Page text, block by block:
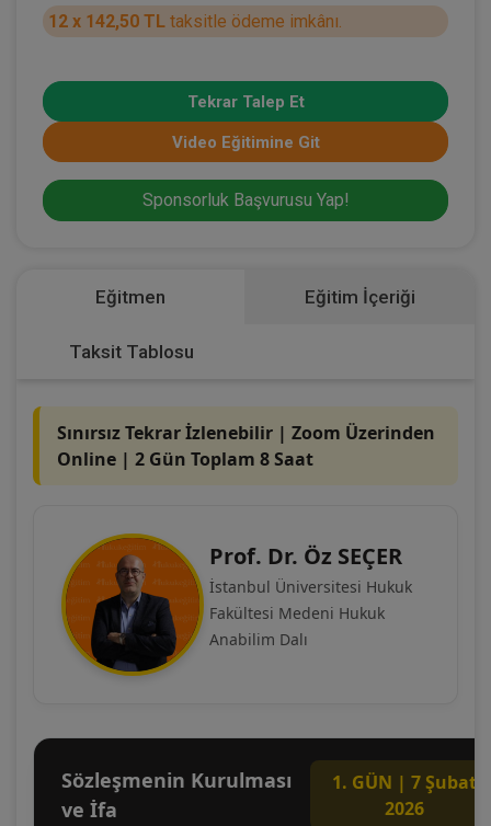
12 x 142,50 TL taksitle ödeme imkânı.
Tekrar Talep Et
Video Eğitimine Git
Sponsorluk Başvurusu Yap!
Eğitmen Eğitim İçeriği
Taksit Tablosu
Sınırsız Tekrar İzlenebilir | Zoom Üzerinden
Online | 2 Gün Toplam 8 Saat
Prof. Dr. Öz SEÇER
İstanbul Üniversitesi Hukuk
Fakültesi Medeni Hukuk
Anabilim Dalı
Sözleşmenin Kurulması
ve İfa
1. GÜN | 7 Şubat
2026